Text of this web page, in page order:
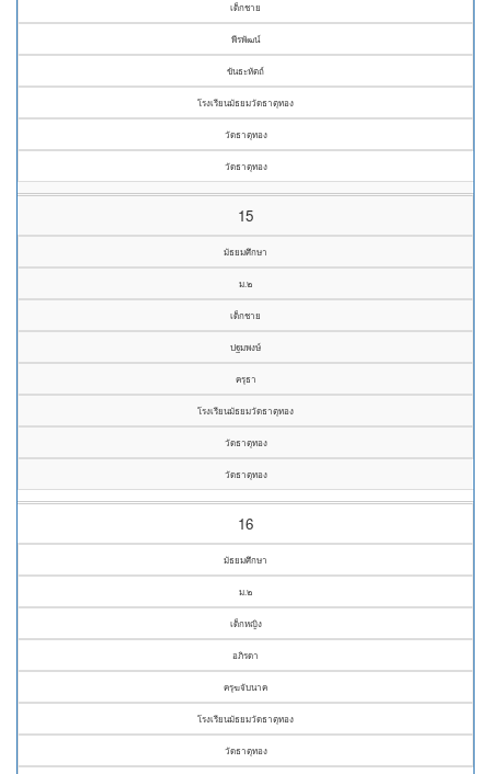
เด็กชาย
พีรพัฒน์
ขันธะหัตถ์
โรงเรียนมัธยมวัดธาตุทอง
วัดธาตุทอง
วัดธาตุทอง
15
มัธยมศึกษา
ม.๒
เด็กชาย
ปฐมพงษ์
ครุธา
โรงเรียนมัธยมวัดธาตุทอง
วัดธาตุทอง
วัดธาตุทอง
16
มัธยมศึกษา
ม.๒
เด็กหญิง
อภิรดา
ครุฆจับนาค
โรงเรียนมัธยมวัดธาตุทอง
วัดธาตุทอง